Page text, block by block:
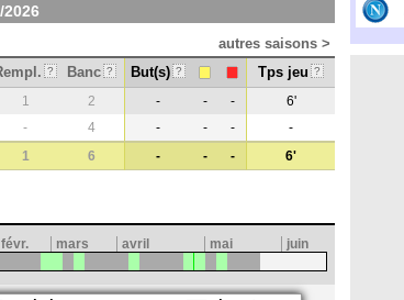
2026
autres saisons >
? Banc ? But(s) ? Tps jeu ?
1 2 - - -
6'
- 4 - - -
-
1 6 - - - 6'
févr. mars avril mai juin